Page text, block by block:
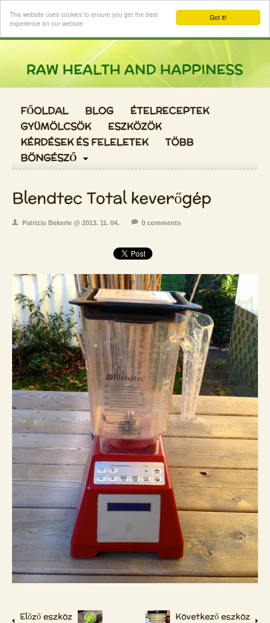
Got it!
This website uses cookies to ensure you get the best
experience on our website
FŐOLDAL BLOG
ÉTELRECEPTEK
GYÜMÖLCSÖK
ESZKÖZÖK
KÉRDÉSEK ÉS FELELETEK
TÖBB
BÖNGÉSZŐ
Blendtec Total keverőgép
Patrizio Bekerle @ 2013. 11. 04. 0 comments
Előző eszköz Következő eszköz